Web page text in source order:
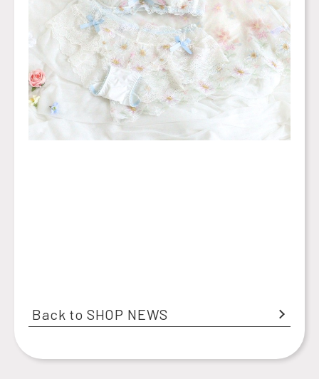
Back to SHOP NEWS